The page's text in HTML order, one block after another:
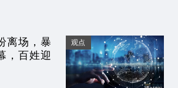
离场，暴
，百姓迎
观点